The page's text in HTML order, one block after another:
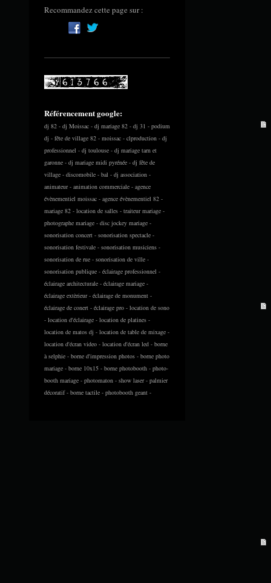
Recommandez cette page sur :
Référencement google:
dj 82 - dj Moissac - dj mariage 82 - dj 31 - podium
dj - fête de village 82 - moissac - clproduction - dj
professionnel - dj toulouse - dj mariage tarn et
garonne - dj mariage midi pyrénée - dj fête de
village - discomobile - bal - dj association -
animateur - animation commerciale - agence
évènementiel moissac - agence évènementiel 82 -
mariage 82 - location de salles - traiteur mariage -
photographe mariage - disc jockey mariage -
sonorisation concert - sonorisation spectacle -
sonorisation festivale - sonorisation musiciens -
sonorisation de rue - sonorisation de ville -
sonorisation publique - éclairage professionnel -
éclairage architecturale - éclairage mariage -
éclairage extèrieur - éclairage de monument -
éclairage de conert - éclairage pro - location de sono
- location d'éclairage - location de platines -
location de matos dj - location de table de mixage -
location d'écran video - location d'écran led - borne
à selphie - borne d'impression photos - borne photo
mariage - borne 10x15 - borne photobooth - photo-
booth mariage - photomaton - show laser - palmier
décoratif - borne tactile - photobooth geant -